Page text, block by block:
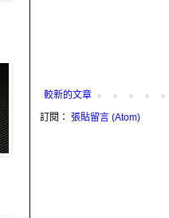
較新的文章
訂閱： 張貼留言 (Atom)